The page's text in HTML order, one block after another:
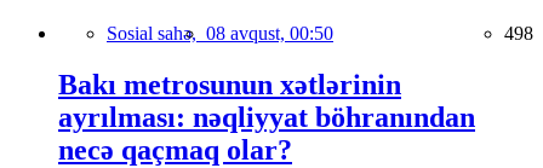
Sosial sahə, 08 avqust, 00:50 498
Bakı metrosunun xətlərinin
ayrılması: nəqliyyat böhranından
necə qaçmaq olar?